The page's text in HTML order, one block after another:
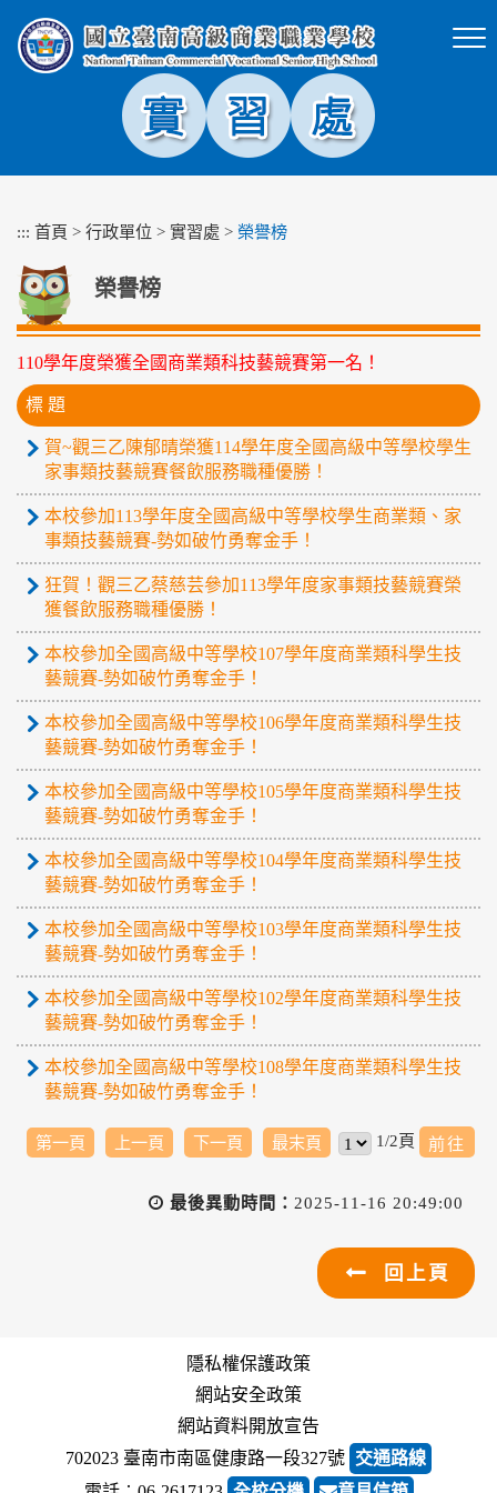
塊
::: 首頁 > 行政單位 > 實習處 > 榮譽榜
榮譽榜
110學年度榮獲全國商業類科技藝競賽第一名！
標 題
賀~觀三乙陳郁晴榮獲114學年度全國高級中等學校學生
家事類技藝競賽餐飲服務職種優勝！
本校參加113學年度全國高級中等學校學生商業類、家
事類技藝競賽-勢如破竹勇奪金手！
狂賀！觀三乙蔡慈芸參加113學年度家事類技藝競賽榮
獲餐飲服務職種優勝！
本校參加全國高級中等學校107學年度商業類科學生技
藝競賽-勢如破竹勇奪金手！
本校參加全國高級中等學校106學年度商業類科學生技
藝競賽-勢如破竹勇奪金手！
本校參加全國高級中等學校105學年度商業類科學生技
藝競賽-勢如破竹勇奪金手！
本校參加全國高級中等學校104學年度商業類科學生技
藝競賽-勢如破竹勇奪金手！
本校參加全國高級中等學校103學年度商業類科學生技
藝競賽-勢如破竹勇奪金手！
本校參加全國高級中等學校102學年度商業類科學生技
藝競賽-勢如破竹勇奪金手！
本校參加全國高級中等學校108學年度商業類科學生技
藝競賽-勢如破竹勇奪金手！
第一頁 上一頁 下一頁 最末頁 1/2頁
最後異動時間： 2025-11-16 20:49:00
回上頁
隱私權保護政策
網站安全政策
網站資料開放宣告
702023 臺南市南區健康路一段327號 交通路線